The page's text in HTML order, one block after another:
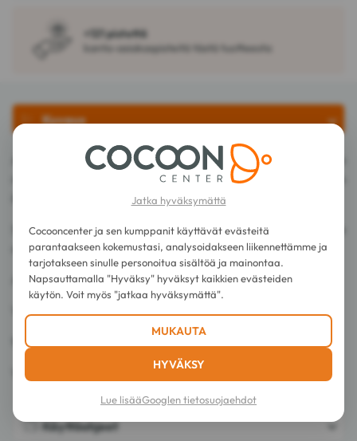
+121 pistettä
kanta-asiakaspisteitä tästä tuotteesta
Kuvaus
Activilong Tendre Passion Maracuja-vaahto 200 ml on
rikastettu passionhedelmällä ja kosteuttavilla ainesosilla, joka on
ihanteellinen määritellyille ja kimmoisille kiharoille.
Sen kevyt ja täyteläinen koostumus jättää kiiltävän pinnan, jolla
on herkullinen ja hedelmäinen tuoksu.
Alkoholi- ja sulfaatiton.
Vegaaninen.
99% luonnollista alkuperää olevia ainesosia.
Valmistettu Ranskassa.
Käyttöohjeet
Jatka hyväksymättä
Cocooncenter ja sen kumppanit käyttävät evästeitä
parantaakseen kokemustasi, analysoidakseen liikennettämme ja
tarjotakseen sinulle personoitua sisältöä ja mainontaa.
Napsauttamalla "Hyväksy" hyväksyt kaikkien evästeiden
käytön. Voit myös "jatkaa hyväksymättä".
MUKAUTA
HYVÄKSY
Lue lisääGooglen tietosuojaehdot